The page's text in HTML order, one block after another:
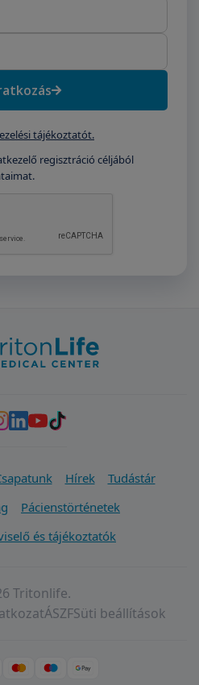
tájékoztatót.
regisztráció céljából
Hírek
Tudástár
Pácienstörténetek
és tájékoztatók
Tritonlife.
ÁSZFSüti beállítások